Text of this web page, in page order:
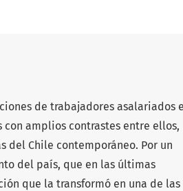
de trabajadores asalariados e
amplios contrastes entre ellos,
del Chile contemporáneo. Por un
del país, que en las últimas
que la transformó en una de las